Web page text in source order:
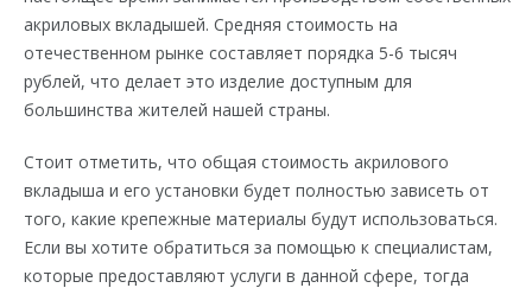
акриловых вкладышей. Средняя стоимость на
отечественном рынке составляет порядка 5-6 тысяч
рублей, что делает это изделие доступным для
большинства жителей нашей страны.
Стоит отметить, что общая стоимость акрилового
вкладыша и его установки будет полностью зависеть от
того, какие крепежные материалы будут использоваться.
Если вы хотите обратиться за помощью к специалистам,
которые предоставляют услуги в данной сфере, тогда